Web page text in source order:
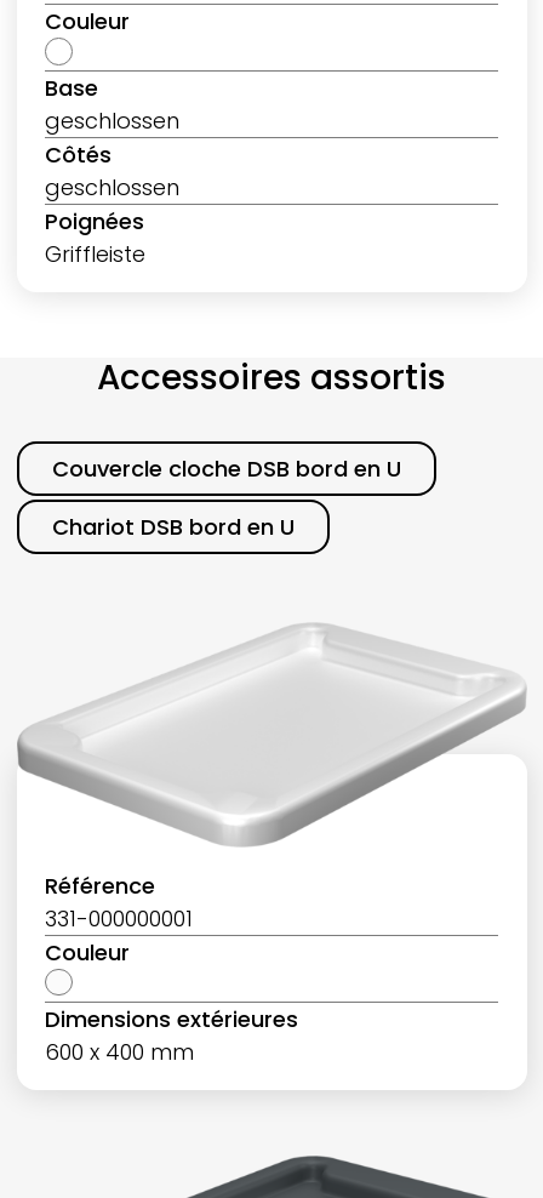
Couleur
Base
geschlossen
Côtés
geschlossen
Poignées
Griffleiste
Accessoires assortis
Catégorie
Couvercle cloche DSB bord en U
Chariot DSB bord en U
Référence
331-000000001
Couleur
Dimensions extérieures
600 x 400 mm